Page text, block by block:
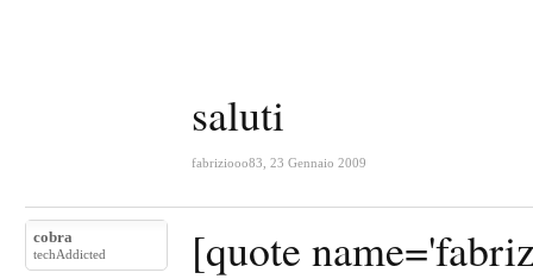
saluti
fabriziooo83 23 Gennaio 2009
cobra
techAddicted
[quote